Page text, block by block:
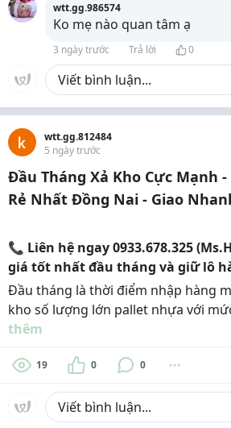
wtt.gg.986574
Ko mẹ nào quan tâm ạ
3 ngày trước Trả lời 0
wtt.gg.812484
5 ngày trước
Đầu Tháng Xả Kho Cực Mạnh
Rẻ Nhất Đồng Nai - Giao
📞 Liên hệ ngay0933.678.325
giá tốt nhất đầu tháng và giữ lô
Đầu tháng là thời điểm nhập hàng
kho số lượng lớn pallet nhựa với
thêm
19 0 0